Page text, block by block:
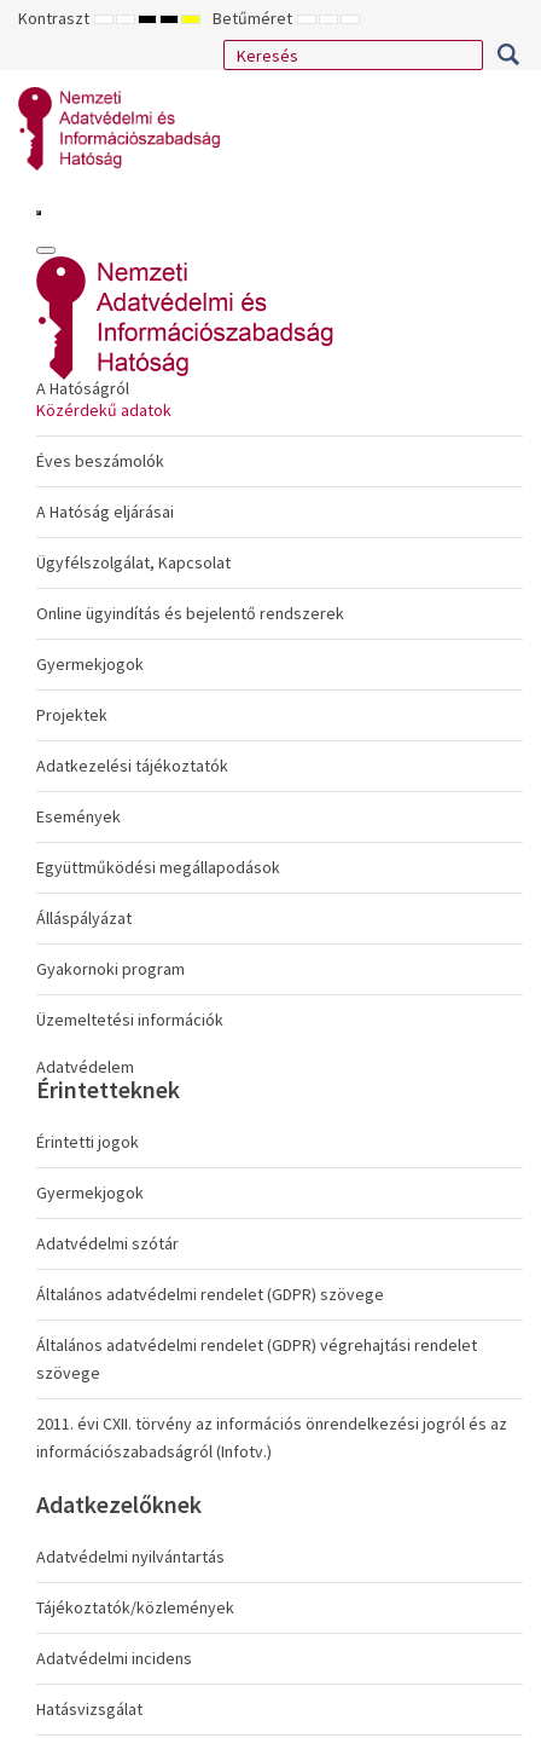
Kontraszt ALAPÉRTELMEZETT
ÉJSZAKAI
NAGY
KONTRASZTÚ
NAGY
KONTRASZTÚ
NAGY
KONTRASZTÚ
SÁRGA
FEKETE
Betűméret KISEBB
BETŰTÍPUS
ALAPÉRTELMEZETT
BETŰMÉRET
NAGYOBB
BETŰMÉRET
A Hatóságról
Közérdekű adatok
Éves beszámolók
A Hatóság eljárásai
Ügyfélszolgálat, Kapcsolat
Online ügyindítás és bejelentő rendszerek
Gyermekjogok
Projektek
Adatkezelési tájékoztatók
Események
Együttműködési megállapodások
Álláspályázat
Gyakornoki program
Üzemeltetési információk
Adatvédelem
Érintetteknek
Érintetti jogok
Gyermekjogok
Adatvédelmi szótár
Általános adatvédelmi rendelet (GDPR) szövege
Általános adatvédelmi rendelet (GDPR) végrehajtási rendelet
szövege
2011. évi CXII. törvény az információs önrendelkezési jogról és az
információszabadságról (Infotv.)
Adatkezelőknek
Adatvédelmi nyilvántartás
Tájékoztatók/közlemények
Adatvédelmi incidens
Hatásvizsgálat